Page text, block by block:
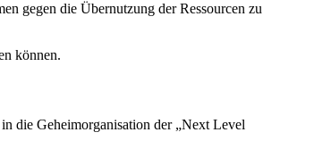
gegen die Übernutzung der Ressourcen zu
können.
die Geheimorganisation der „Next Level